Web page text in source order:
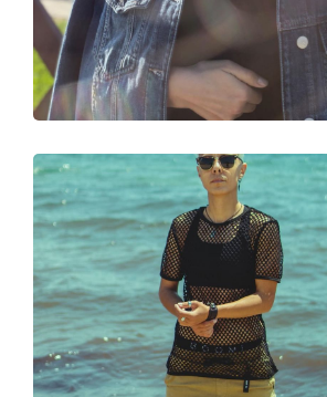
Poids:
Plaquettes de nez ajustables:
Charnière à ressort:
Accessoires
Étui:
Tissu de nettoyage:
Autres
Sexe:
Catégorie:
Marque:
Utilisation: